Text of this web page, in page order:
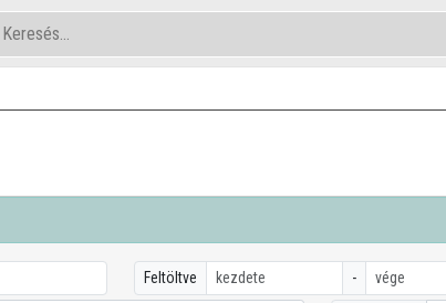
Feltöltve -